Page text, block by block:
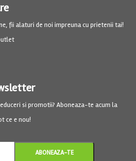
fii alaturi de noi impreuna cu prietenii tai!
si promotii? Aboneaza-te acum la
ce e nou!